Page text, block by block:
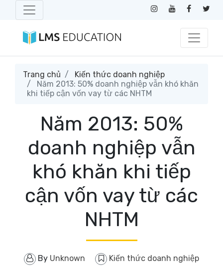
Trang chủ
Kiến thức doanh nghiệp
Năm 2013: 50% doanh nghiệp vẫn khó khăn
khi tiếp cận vốn vay từ các NHTM
Năm 2013: 50%
doanh nghiệp vẫn
khó khăn khi tiếp
cận vốn vay từ các
NHTM
By Unknown Kiến thức doanh nghiệp